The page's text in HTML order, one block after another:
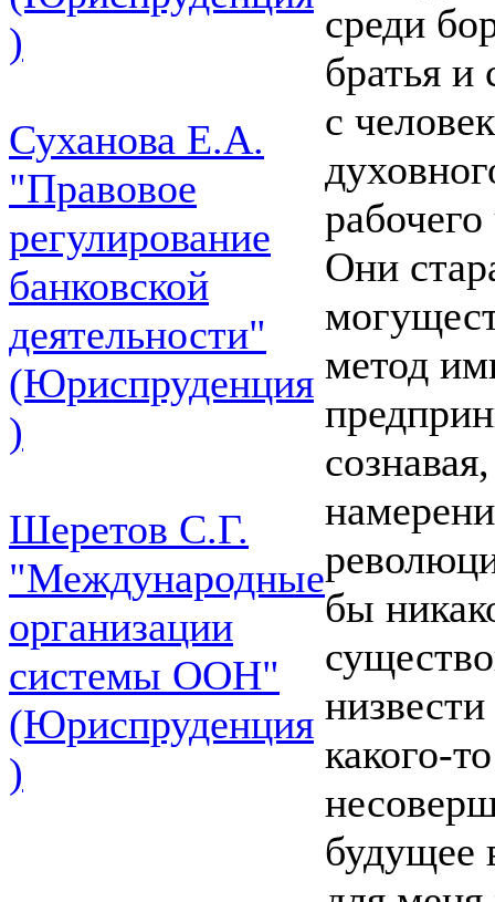
)
Суханова Е.А.
"Правовое
регулирование
банковской
деятельности"
(Юриспруденция
)
Шеретов С.Г.
"Международные
организации
системы ООН"
(Юриспруденция
)
среди
братья и
с
Они
метод
бы
какого-
будущее